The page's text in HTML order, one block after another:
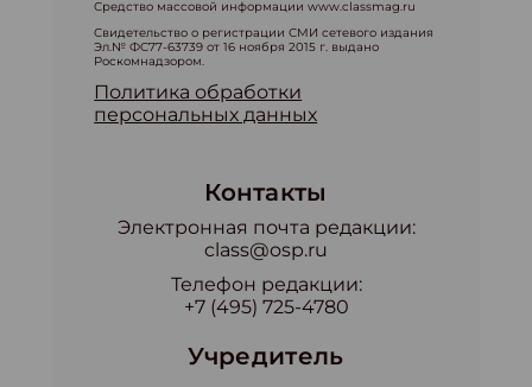
Средство массовой информации www.classmag.ru
Свидетельство о регистрации СМИ сетевого издания
Эл.№ ФС77-63739 от 16 ноября 2015 г. выдано
Роскомнадзором.
Политика обработки
персональных данных
Контакты
Электронная почта редакции:
class@osp.ru
Телефон редакции:
+7 (495) 725-4780
Учредитель